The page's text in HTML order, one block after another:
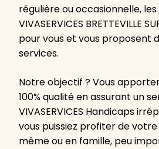
régulière ou occasionnelle,
VIVASERVICES BRETTEVILLE
pour vous et vous proposent
services.
Notre objectif ? Vous
100% qualité en assurant un
VIVASERVICES Handicaps
vous puissiez profiter de
même ou en famille, peu